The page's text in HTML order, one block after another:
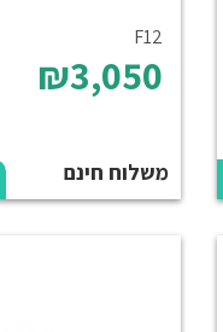
F12
₪3,050
משלוח חינם